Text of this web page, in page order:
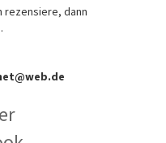
rezensiere, dann